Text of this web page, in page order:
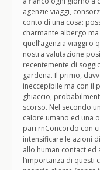
agenzie viaggi,
conto di una cosa:
charmante albergo
quell’agenzia viaggi
nostra valutazione
recentemente di
gardena. Il primo,
ineccepibile ma con il
ghiaccio,
scorso. Nel secondo
calore umano ed una
pari.rnConcordo con
intensificare le azioni
allo human contact ed
l’importanza di questi